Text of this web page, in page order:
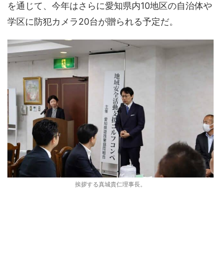
を通じて、今年はさらに愛知県内10地区の自治体や
学区に防犯カメラ20台が贈られる予定だ。
挨拶する真城貴仁理事長。